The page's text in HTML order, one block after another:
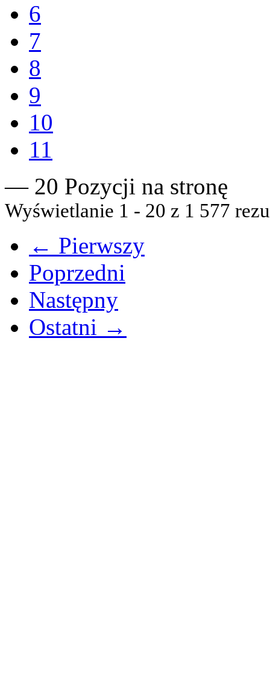
6
7
8
9
10
11
— 20 Pozycji na stronę
Wyświetlanie 1 - 20 z 1 577
← Pierwszy
Poprzedni
Następny
Ostatni →